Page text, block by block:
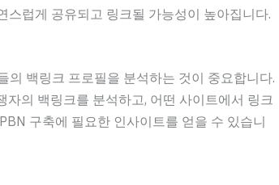
스럽게 공유되고 링크될 가능성이 높아집니다.
의 백링크 프로필을 분석하는 것이 중요합니다.
의 백링크를 분석하고, 어떤 사이트에서 링크
구축에 필요한 인사이트를 얻을 수 있습니